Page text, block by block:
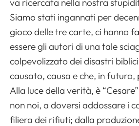
Siamo stati ingannati per
gioco delle tre carte, ci hanno
essere gli autori di una tale
colpevolizzato dei disastri
causato, causa e che, in futuro,
Alla luce della verità, è
non noi, a doversi addossare i
filiera dei rifiuti; dalla